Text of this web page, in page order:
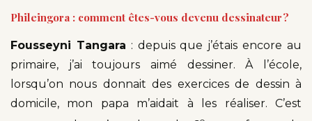
Phileingora : comment êtes-vous devenu dessinateur ?
Fousseyni Tangara : depuis que j’étais encore au
primaire, j’ai toujours aimé dessiner. À l’école,
lorsqu’on nous donnait des exercices de dessin à
domicile, mon papa m’aidait à les réaliser. C’est